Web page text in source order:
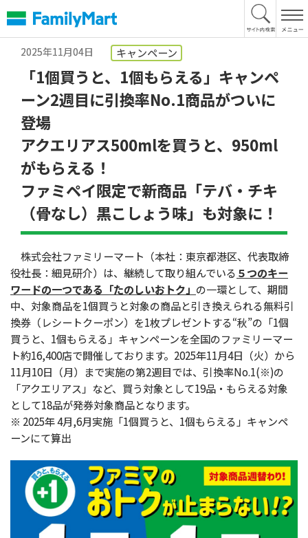
文
へ
2025年11月04日
キャンペーン
「1個買うと、1個もらえる」キャンペ
ーン2週目に引換率No.1商品がついに
登場
アクエリアス500mlを買うと、950ml
がもらえる！
ファミペイ限定で新商品「テバ・チキ
（骨なし）黒こしょう味」も対象に！
株式会社ファミリーマート（本社：東京都港区、代表取締
役社長：細見研介）は、継続して取り組んでいる ５つのキー
ワードの一つである「たのしいおトク」 の一環として、期間
中、対象商品を1個買うと対象の商品と引き換えられる無料引
換券（レシートクーポン）を1枚プレゼントする“秋”の「1個
買うと、1個もらえる」キャンペーンを全国のファミリーマー
ト約16,400店で開催しております。2025年11月4日（火）から
11月10日（月）まで実施の第2週目では、引換率No.1(※)の
「アクエリアス」など、買う対象として19品・もらえる対象
として18品が発券対象商品となります。
※ 2025年 4月,6月実施「1個買うと、1個もらえる」キャンペ
ーンにて算出